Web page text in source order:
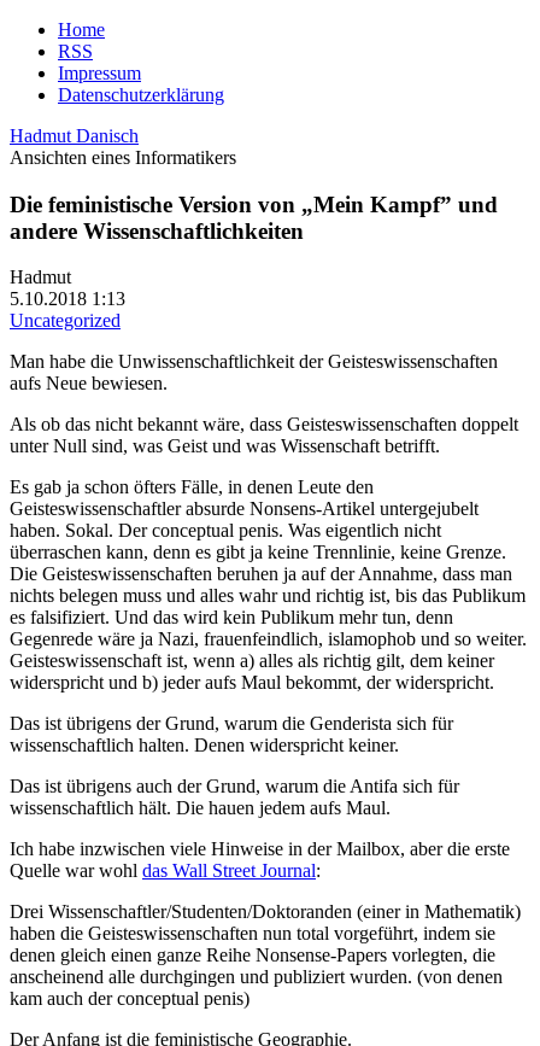
Home
RSS
Impressum
Datenschutzerklärung
Hadmut Danisch
Ansichten eines Informatikers
Die feministische Version von „Mein Kampf” und
andere Wissenschaftlichkeiten
Hadmut
5.10.2018 1:13
Uncategorized
Man habe die Unwissenschaftlichkeit der Geisteswissenschaften
aufs Neue bewiesen.
Als ob das nicht bekannt wäre, dass Geisteswissenschaften doppelt
unter Null sind, was Geist und was Wissenschaft betrifft.
Es gab ja schon öfters Fälle, in denen Leute den
Geisteswissenschaftler absurde Nonsens-Artikel untergejubelt
haben. Sokal. Der conceptual penis. Was eigentlich nicht
überraschen kann, denn es gibt ja keine Trennlinie, keine Grenze.
Die Geisteswissenschaften beruhen ja auf der Annahme, dass man
nichts belegen muss und alles wahr und richtig ist, bis das Publikum
es falsifiziert. Und das wird kein Publikum mehr tun, denn
Gegenrede wäre ja Nazi, frauenfeindlich, islamophob und so weiter.
Geisteswissenschaft ist, wenn a) alles als richtig gilt, dem keiner
widerspricht und b) jeder aufs Maul bekommt, der widerspricht.
Das ist übrigens der Grund, warum die Genderista sich für
wissenschaftlich halten. Denen widerspricht keiner.
Das ist übrigens auch der Grund, warum die Antifa sich für
wissenschaftlich hält. Die hauen jedem aufs Maul.
Ich habe inzwischen viele Hinweise in der Mailbox, aber die erste
Quelle war wohl das Wall Street Journal:
Drei Wissenschaftler/Studenten/Doktoranden (einer in Mathematik)
haben die Geisteswissenschaften nun total vorgeführt, indem sie
denen gleich einen ganze Reihe Nonsense-Papers vorlegten, die
anscheinend alle durchgingen und publiziert wurden. (von denen
kam auch der conceptual penis)
Der Anfang ist die feministische Geographie.